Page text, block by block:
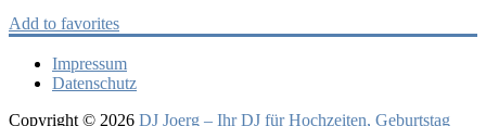
Add to favorites
Impressum
Datenschutz
Copyright © 2026 DJ Joerg – Ihr DJ für Hochzeiten, Geburtstag